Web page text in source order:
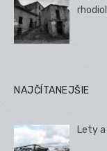
NAJČÍTANEJŠIE
Lety